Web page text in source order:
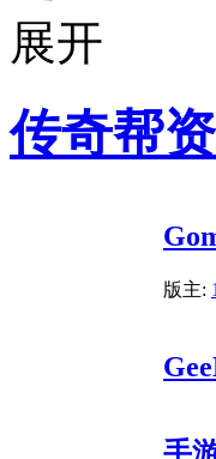
传奇帮
版主:
手